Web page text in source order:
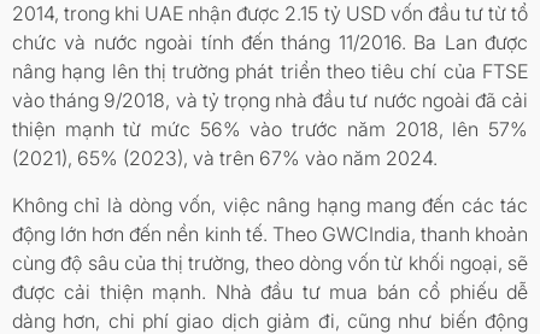
2014, trong khi UAE nhận được 2.15 tỷ USD vốn đầu tư từ tổ
chức và nước ngoài tính đến tháng 11/2016. Ba Lan được
nâng hạng lên thị trường phát triển theo tiêu chí của FTSE
vào tháng 9/2018, và tỷ trọng nhà đầu tư nước ngoài đã cải
thiện mạnh từ mức 56% vào trước năm 2018, lên 57%
(2021), 65% (2023), và trên 67% vào năm 2024.
Không chỉ là dòng vốn, việc nâng hạng mang đến các tác
động lớn hơn đến nền kinh tế. Theo GWCIndia, thanh khoản
cùng độ sâu của thị trường, theo dòng vốn từ khối ngoại, sẽ
được cải thiện mạnh. Nhà đầu tư mua bán cổ phiếu dễ
dàng hơn, chi phí giao dịch giảm đi, cũng như biến động